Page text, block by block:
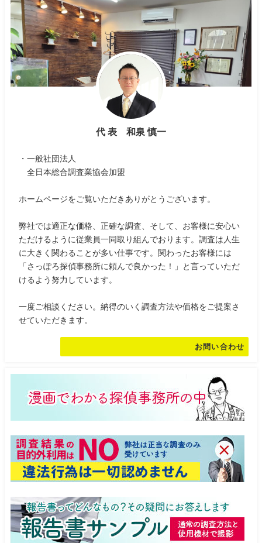
代 表 和泉 慎一
・一般社団法人
全日本総合調査業協会加盟
ホームページをご覧いただきありがとうございます。
弊社では適正な価格、正確な調査、そして、お客様に安心い
ただけるように従業員一同取り組んでおります。調査は人生
に大きく関わることが多い仕事です。関わったお客様には
「さっぽろ探偵事務所に頼んで良かった！」と言っていただ
けるよう努力しています。
一度ご相談ください。納得のいく調査方法や価格をご提案さ
せていただきます。
お問い合わせ